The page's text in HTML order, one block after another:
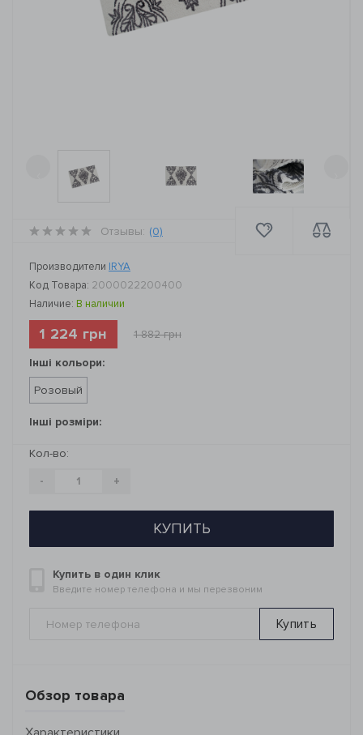
Отзывы: (0)
Производители IRYA
Код Товара: 2000022200400
Наличие: В наличии
1 224 грн 1 882 грн
Інші кольори:
Розовый
Інші розміри:
Кол-во:
- +
КУПИТЬ
Купить в один клик
Введите номер телефона и мы перезвоним
Купить
Обзор товара